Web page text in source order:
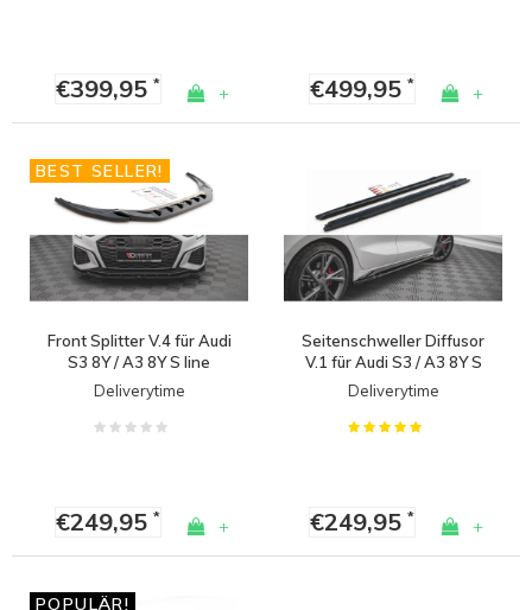
€399,95* + €499,95* +
BEST SELLER!
Front Splitter V.4 für Audi
S3 8Y / A3 8Y S line
Deliverytime
€249,95* +
Seitenschweller Diffusor
V.1 für Audi S3 / A3 8Y S
line Sedan/Sportback
Deliverytime
€249,95* +
POPULÄR!